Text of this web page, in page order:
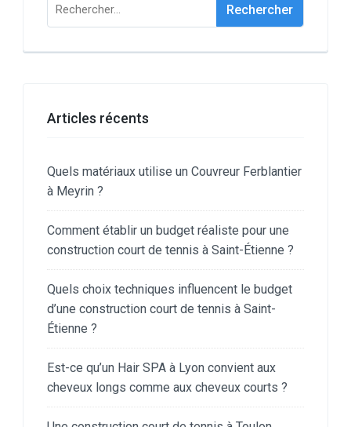
Articles récents
Quels matériaux utilise un Couvreur Ferblantier
à Meyrin ?
Comment établir un budget réaliste pour une
construction court de tennis à Saint-Étienne ?
Quels choix techniques influencent le budget
d’une construction court de tennis à Saint-
Étienne ?
Est-ce qu’un Hair SPA à Lyon convient aux
cheveux longs comme aux cheveux courts ?